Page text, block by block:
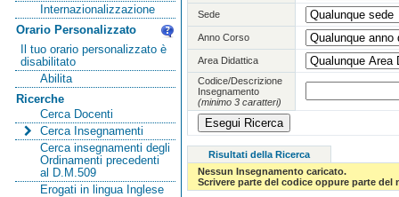
Internazionalizzazione
Orario Personalizzato
Il tuo orario personalizzato è
disabilitato
Abilita
Ricerche
Cerca Docenti
Cerca Insegnamenti
Cerca insegnamenti degli
Ordinamenti precedenti
al D.M.509
Erogati in lingua Inglese
Sede
Anno Corso
Area Didattica
Codice/Descrizione
Insegnamento
(minimo 3 caratteri)
Risultati della Ricerca
Nessun Insegnamento caricato.
Scrivere parte del codice oppure parte